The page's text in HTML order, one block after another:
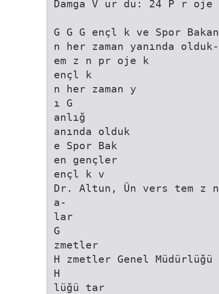
Damga V ur du: 24 P r
G G G ençl k ve Spor
n her zaman yanında
em z n pr oje k
ençl k
n her zaman y
ı G
anlığ
anında olduk
e Spor Bak
en gençler
ençl k v
Dr. Altun, Ün vers tem z
a-
lar
G
zmetler
H zmetler Genel
H
lüğü tar